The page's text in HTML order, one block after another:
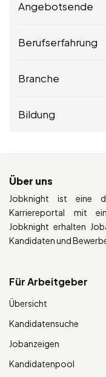
Angebotsende
Berufserfahrung
Branche
Bildung
Über uns
Jobknight ist eine
Karriereportal mit
Jobknight erhalten
Kandidaten und
Für Arbeitgeber
Übersicht
Kandidatensuche
Jobanzeigen
Kandidatenpool